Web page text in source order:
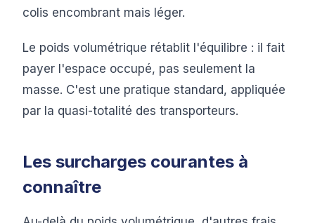
colis encombrant mais léger.
Le poids volumétrique rétablit l'équilibre : il fait
payer l'espace occupé, pas seulement la
masse. C'est une pratique standard, appliquée
par la quasi-totalité des transporteurs.
Les surcharges courantes à
connaître